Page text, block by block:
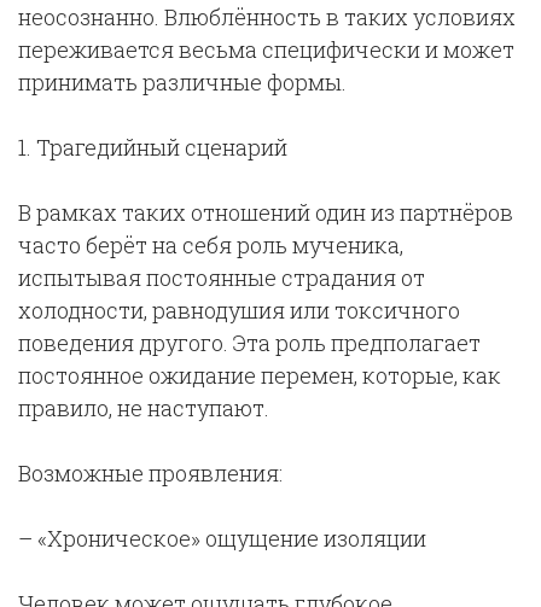
неосознанно. Влюблённость в таких условиях
переживается весьма специфически и может
принимать различные формы.
1. Трагедийный сценарий
В рамках таких отношений один из партнёров
часто берёт на себя роль мученика,
испытывая постоянные страдания от
холодности, равнодушия или токсичного
поведения другого. Эта роль предполагает
постоянное ожидание перемен, которые, как
правило, не наступают.
Возможные проявления:
– «Хроническое» ощущение изоляции